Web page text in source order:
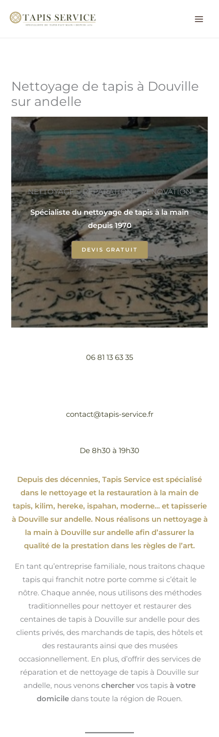
Nettoyage de tapis à Douville
sur andelle
NETTOYAGE ~ RÉPARATION ~ RÉNOVATION
Spécialiste du nettoyage de tapis à la main
depuis 1970
DEVIS GRATUIT
06 81 13 63 35
contact@tapis-service.fr
De 8h30 à 19h30
Depuis des décennies, Tapis Service est spécialisé
dans le nettoyage et la restauration à la main de
tapis, kilim, hereke, ispahan, moderne…et tapisserie
à Douville sur andelle. Nous réalisons un nettoyage à
la main à Douville sur andelle afin d’assurer la
qualité de la prestation dans les règles de l’art.
En tant qu’entreprise familiale, nous traitons chaque
tapis qui franchit notre porte comme si c’était le
nôtre. Chaque année, nous utilisons des méthodes
traditionnelles pour nettoyer et restaurer des
centaines de tapis à Douville sur andelle pour des
clients privés, des marchands de tapis, des hôtels et
des restaurants ainsi que des musées
occasionnellement. En plus, d’offrir des services de
réparation et de nettoyage de tapis à Douville sur
andelle, nous venons chercher vos tapis à votre
domicile dans toute la région de Rouen.